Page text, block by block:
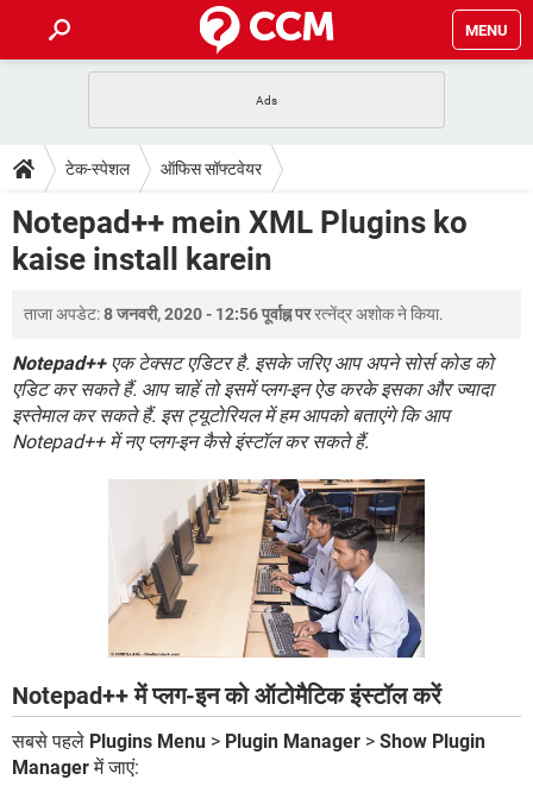
MENU
फोन पर अकाउंट बैलेंस चेक
WhatsApp Hack हो गया? Lucky Patcher यूज करें
टेक-स्पेशल
2020 के फ्री एंटीवायरस
बेस्ट फ्री ऑनलाइन गेम्स
डाउनलोड
Vidmate
FORUM
TikTok Account Freeze हो गया JioPhone में TikTok डाउनलोड
SBI बैंक अकाउंट नंबर पता करें
केबल और कनेक्टर्स कंप्यूटर बस
सीरियल और पैरलल पोर्ट
टेक-स्पेशल ऑफिस सॉफ्टवेयर
Notepad++ mein XML Plugins ko
kaise install karein
ताजा अपडेट:8 जनवरी, 2020 - 12:56 पूर्वाह्न पररत्नेंद्र अशोकने किया.
Notepad++एक टेक्सट एडिटर है. इसके जरिए आप अपने सोर्स कोड को
एडिट कर सकते हैं. आप चाहें तो इसमें प्लग-इन ऐड करके इसका और ज्यादा
इस्तेमाल कर सकते हैं. इस ट्यूटोरियल में हम आपको बताएंगे कि आप
Notepad++ में नए प्लग-इन कैसे इंस्टॉल कर सकते हैं.
Notepad++ में प्लग-इन को ऑटोमैटिक इंस्टॉल करें
सबसे पहले Plugins Menu > Plugin Manager > Show Plugin
Managerमें जाएं: